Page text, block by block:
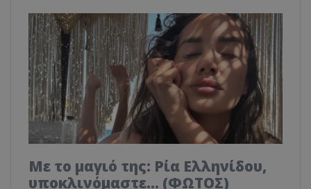
Με το μαγιό της: Ρία Ελληνίδου,
υποκλινόμαστε… (ΦΩΤΟΣ)